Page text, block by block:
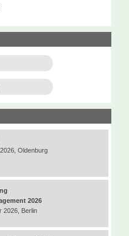
Oldenburg
2026
2026, Berlin